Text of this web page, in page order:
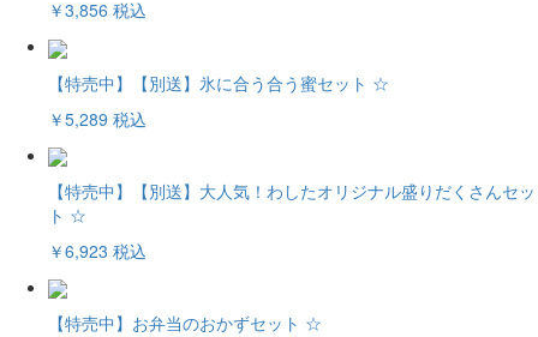
￥3,856 税込
【特売中】【別送】氷に合う合う蜜セット ☆
￥5,289 税込
【特売中】【別送】大人気！わしたオリジナル盛りだくさんセッ
ト ☆
￥6,923 税込
【特売中】お弁当のおかずセット ☆